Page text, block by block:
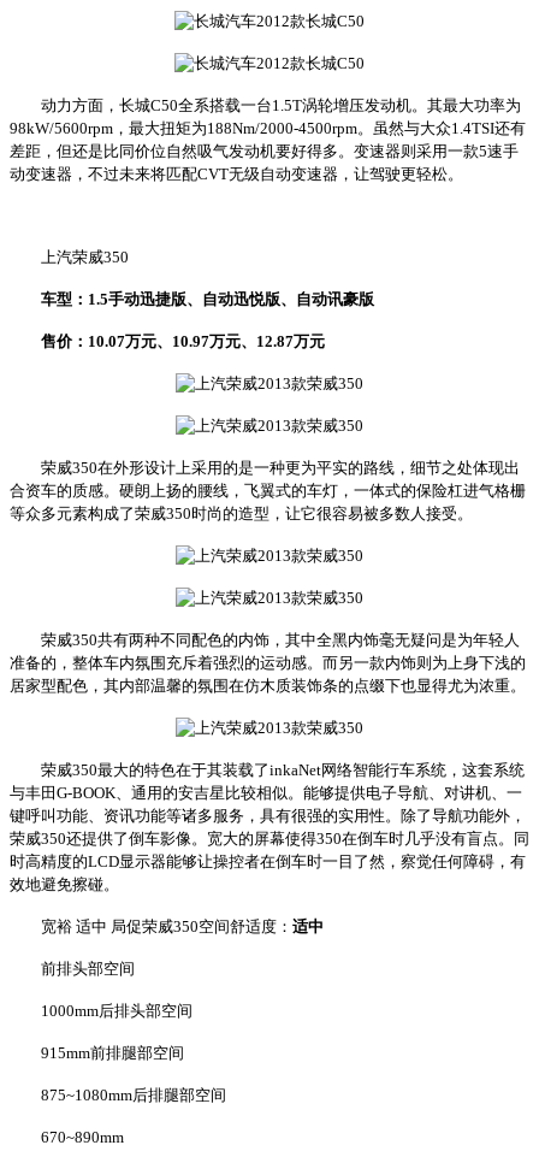
动力方面，长城C50全系搭载一台1.5T涡轮增压发动机。其最大功率为
98kW/5600rpm，最大扭矩为188Nm/2000-4500rpm。虽然与大众1.4TSI还有
差距，但还是比同价位自然吸气发动机要好得多。变速器则采用一款5速手
动变速器，不过未来将匹配CVT无级自动变速器，让驾驶更轻松。
上汽荣威350
车型：1.5手动迅捷版、自动迅悦版、自动讯豪版
售价：10.07万元、10.97万元、12.87万元
荣威350在外形设计上采用的是一种更为平实的路线，细节之处体现出
合资车的质感。硬朗上扬的腰线，飞翼式的车灯，一体式的保险杠进气格栅
等众多元素构成了荣威350时尚的造型，让它很容易被多数人接受。
荣威350共有两种不同配色的内饰，其中全黑内饰毫无疑问是为年轻人
准备的，整体车内氛围充斥着强烈的运动感。而另一款内饰则为上身下浅的
居家型配色，其内部温馨的氛围在仿木质装饰条的点缀下也显得尤为浓重。
荣威350最大的特色在于其装载了inkaNet网络智能行车系统，这套系统
与丰田G-BOOK、通用的安吉星比较相似。能够提供电子导航、对讲机、一
键呼叫功能、资讯功能等诸多服务，具有很强的实用性。除了导航功能外，
荣威350还提供了倒车影像。宽大的屏幕使得350在倒车时几乎没有盲点。同
时高精度的LCD显示器能够让操控者在倒车时一目了然，察觉任何障碍，有
效地避免擦碰。
宽裕 适中 局促荣威350空间舒适度： 适中
前排头部空间
1000mm后排头部空间
915mm前排腿部空间
875~1080mm后排腿部空间
670~890mm